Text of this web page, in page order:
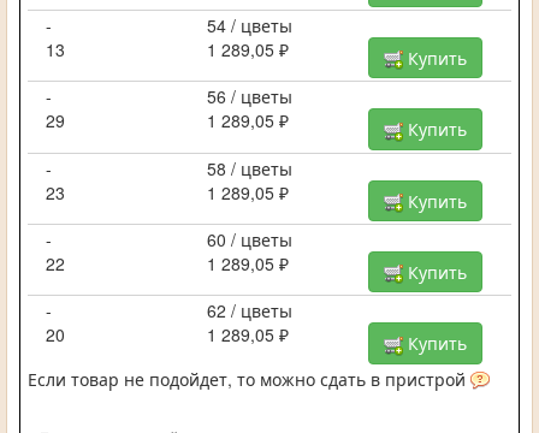
-
54 / цветы
13
1 289,05 ₽
Купить
-
56 / цветы
29
1 289,05 ₽
Купить
-
58 / цветы
23
1 289,05 ₽
Купить
-
60 / цветы
22
1 289,05 ₽
Купить
-
62 / цветы
20
1 289,05 ₽
Купить
Если товар не подойдет, то можно сдать в пристрой